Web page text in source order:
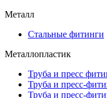
Металл
Стальные фитинги
Металлопластик
Труба и пресс
Труба и пресс-
Труба и пресс-